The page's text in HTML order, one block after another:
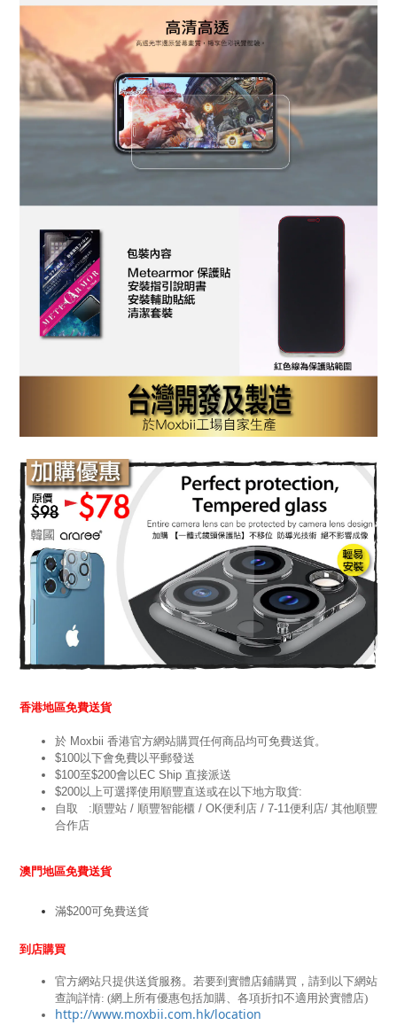
香港地區免費送貨
於 Moxbii 香港官方網站購買任何商品均可免費送貨。
$100以下會免費以平郵發送
$100至$200會以EC Ship 直接派送
$200以上可選擇使用順豐直送或在以下地方取貨:
自取   :順豐站 / 順豐智能櫃 / OK便利店 / 7-11便利店/ 其他順豐
合作店
澳門地區免費送貨
滿$200可免費送貨
到店購買
官方網站只提供送貨服務。若要到實體店鋪購買，請到以下網站
查詢詳情: (網上所有優惠包括加購、各項折扣不適用於實體店)
http://www.moxbii.com.hk/location